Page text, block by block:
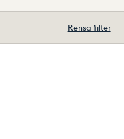
Rensa filter